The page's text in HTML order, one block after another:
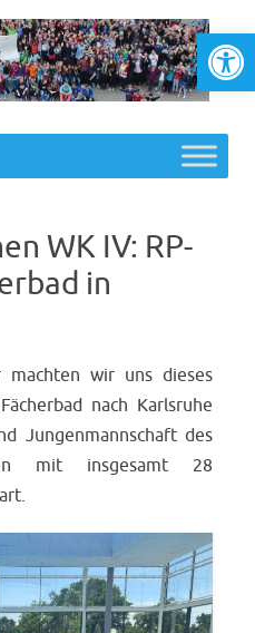
WK IV: RP-
in
machten wir uns dieses
nach Karlsruhe
Jungenmannschaft des
mit insgesamt 28